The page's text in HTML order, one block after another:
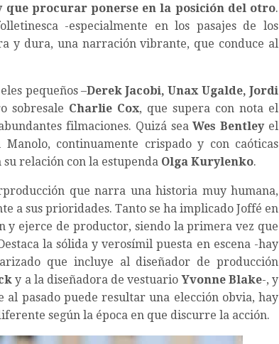
que procurar ponerse en la posición del otro.
-especialmente en los pasajes de los
y dura, una narración vibrante, que conduce al
pequeños –Derek Jacobi, Unax Ugalde, Jordi
sobresale Charlie Cox, que supera con nota el
filmaciones. Quizá seaWes Bentleyel
continuamente crispado y con caóticas
relación con la estupenda Olga Kurylenko.
que narra una historia muy humana,
a sus prioridades. Tanto se ha implicado Joffé en
ejerce de productor, siendo la primera vez que
la sólida y verosímil puesta en escena -hay
que incluye al diseñador de producción
y a la diseñadora de vestuarioYvonne Blake-, y
pasado puede resultar una elección obvia, hay
según la época en que discurre la acción.